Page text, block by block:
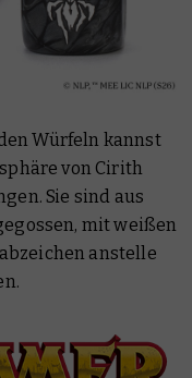
Würfeln kannst
von Cirith
Sie sind aus
mit weißen
anstelle